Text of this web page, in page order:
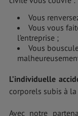
Vous
Vous vous
l’entreprise ;
Vous
L’individuelle
corporels subis à
Avec notre